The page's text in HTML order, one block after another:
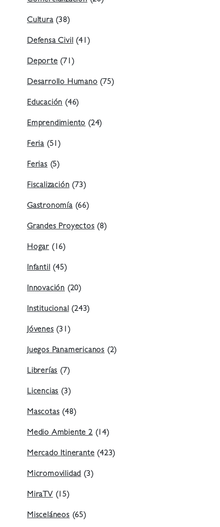
Cultura(38)
Defensa Civil(41)
Deporte(71)
Desarrollo Humano(75)
Educación(46)
Emprendimiento(24)
Feria (51)
Ferias(5)
Fiscalización(73)
Gastronomía(66)
Grandes Proyectos(8)
Hogar (16)
Infantil(45)
Innovación (20)
Institucional(243)
Jóvenes(31)
Juegos Panamericanos (2)
Librerías(7)
Licencias(3)
Mascotas(48)
Medio Ambiente 2(14)
Mercado Itinerante(423)
Micromovilidad(3)
MiraTV(15)
Misceláneos(65)